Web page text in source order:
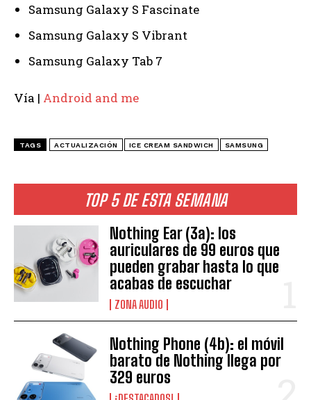
TOP 5 DE ESTA SEMANA
Nothing Ear (3a): los
auriculares de 99 euros que
pueden grabar hasta lo que
acabas de escuchar
ZONA AUDIO
Nothing Phone (4b): el móvil
barato de Nothing llega por
329 euros
Samsung Galaxy S Fascinate
Samsung Galaxy S Vibrant
Samsung Galaxy Tab 7
Vía | Android and me
TAGS ACTUALIZACIÓN ICE CREAM SANDWICH SAMSUNG